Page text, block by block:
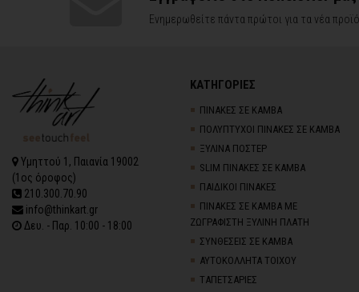
Ενημερωθείτε πάντα πρώτοι για τα νέα
Υμηττού 1, Παιανία 19002
(1ος όροφος)
210.300.70.90
info@thinkart.gr
Δευ. - Παρ. 10:00 - 18:00
ΚΑΤΗΓΟΡΙΕΣ
ΠΙΝΑΚΕΣ ΣΕ ΚΑΜΒΑ
ΠΟΛΥΠΤΥΧΟΙ ΠΙΝΑΚΕΣ ΣΕ ΚΑΜΒΑ
ΞΥΛΙΝΑ ΠΟΣΤΕΡ
SLIM ΠΙΝΑΚΕΣ ΣΕ ΚΑΜΒΑ
ΠΑΙΔΙΚΟΙ ΠΙΝΑΚΕΣ
ΠΙΝΑΚΕΣ ΣΕ ΚΑΜΒΑ ΜΕ
ΖΩΓΡΑΦΙΣΤΗ ΞΥΛΙΝΗ ΠΛΑΤΗ
ΣΥΝΘΕΣΕΙΣ ΣΕ ΚΑΜΒΑ
ΑΥΤΟΚΟΛΛΗΤΑ ΤΟΙΧΟΥ
TΑΠΕΤΣΑΡΙΕΣ